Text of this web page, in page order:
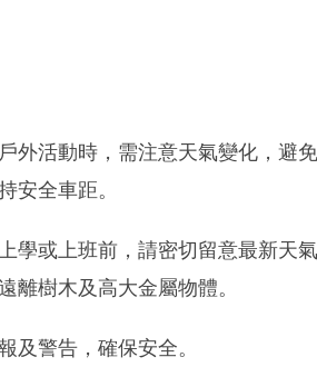
外活動時，需注意天氣變化，避
安全車距。
學或上班前，請密切留意最新天
離樹木及高大金屬物體。
及警告，確保安全。